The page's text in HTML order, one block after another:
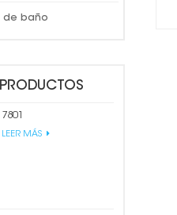
de baño
7801
LEER MÁS